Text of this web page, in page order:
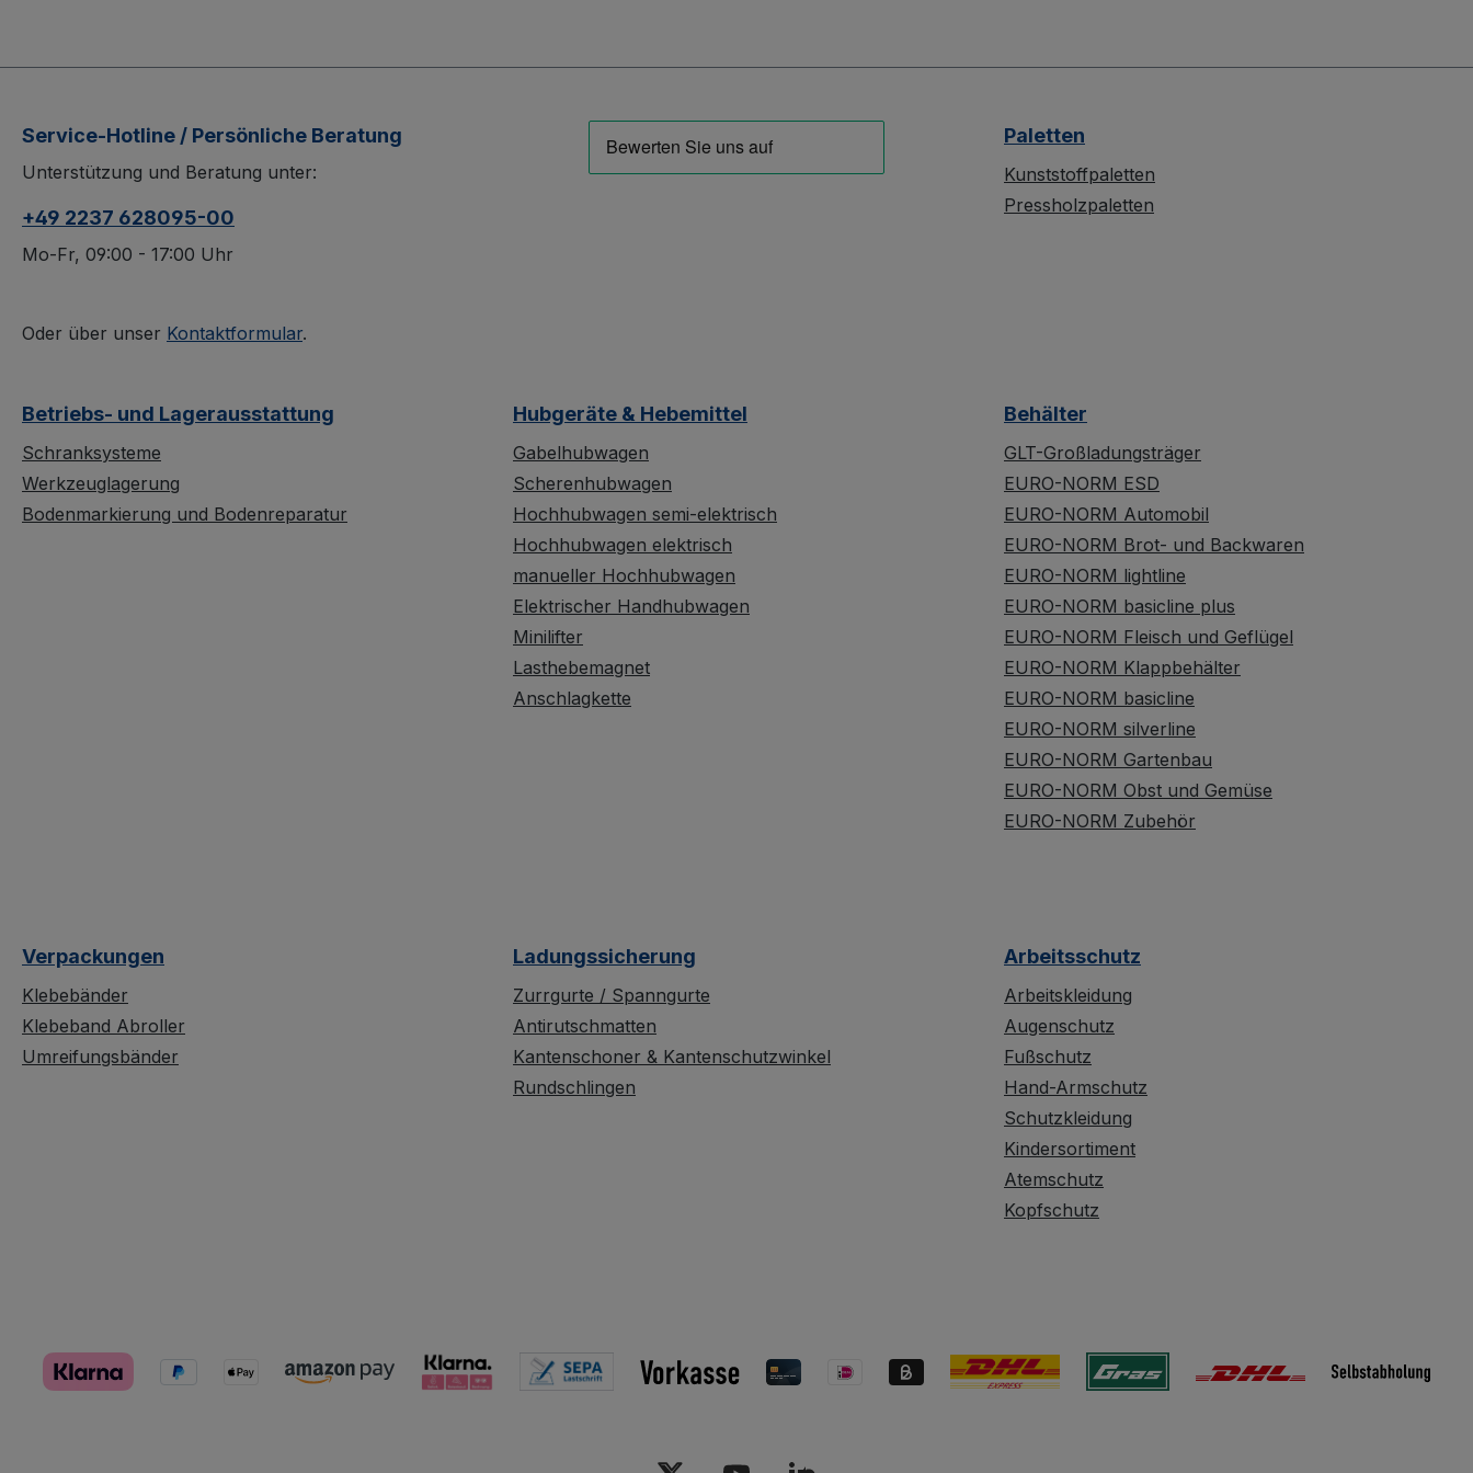
Service-Hotline / Persönliche Beratung
Unterstützung und Beratung unter:
+49 2237 628095-00
Mo-Fr, 09:00 - 17:00 Uhr
Oder über unser Kontaktformular.
Paletten
Kunststoffpaletten
Pressholzpaletten
Betriebs- und Lagerausstattung
Schranksysteme
Werkzeuglagerung
Bodenmarkierung und Bodenreparatur
Hubgeräte & Hebemittel
Gabelhubwagen
Scherenhubwagen
Hochhubwagen semi-elektrisch
Hochhubwagen elektrisch
manueller Hochhubwagen
Elektrischer Handhubwagen
Minilifter
Lasthebemagnet
Anschlagkette
Behälter
GLT-Großladungsträger
EURO-NORM ESD
EURO-NORM Automobil
EURO-NORM Brot- und Backwaren
EURO-NORM lightline
EURO-NORM basicline plus
EURO-NORM Fleisch und Geflügel
EURO-NORM Klappbehälter
EURO-NORM basicline
EURO-NORM silverline
EURO-NORM Gartenbau
EURO-NORM Obst und Gemüse
EURO-NORM Zubehör
Verpackungen
Klebebänder
Klebeband Abroller
Umreifungsbänder
Ladungssicherung
Zurrgurte / Spanngurte
Antirutschmatten
Kantenschoner & Kantenschutzwinkel
Rundschlingen
Arbeitsschutz
Arbeitskleidung
Augenschutz
Fußschutz
Hand-Armschutz
Schutzkleidung
Kindersortiment
Atemschutz
Kopfschutz